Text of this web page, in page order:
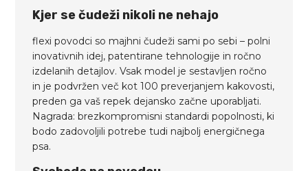
Kjer se čudeži nikoli ne nehajo
flexi povodci so majhni čudeži sami po sebi – polni
inovativnih idej, patentirane tehnologije in ročno
izdelanih detajlov. Vsak model je sestavljen ročno
in je podvržen več kot 100 preverjanjem kakovosti,
preden ga vaš repek dejansko začne uporabljati.
Nagrada: brezkompromisni standardi popolnosti, ki
bodo zadovoljili potrebe tudi najbolj energičnega
psa.